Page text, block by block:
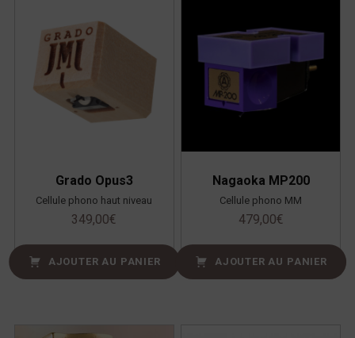
Grado Opus3
Cellule phono haut niveau
349,00€
AJOUTER AU PANIER
Nagaoka MP200
Cellule phono MM
479,00€
AJOUTER AU PANIER